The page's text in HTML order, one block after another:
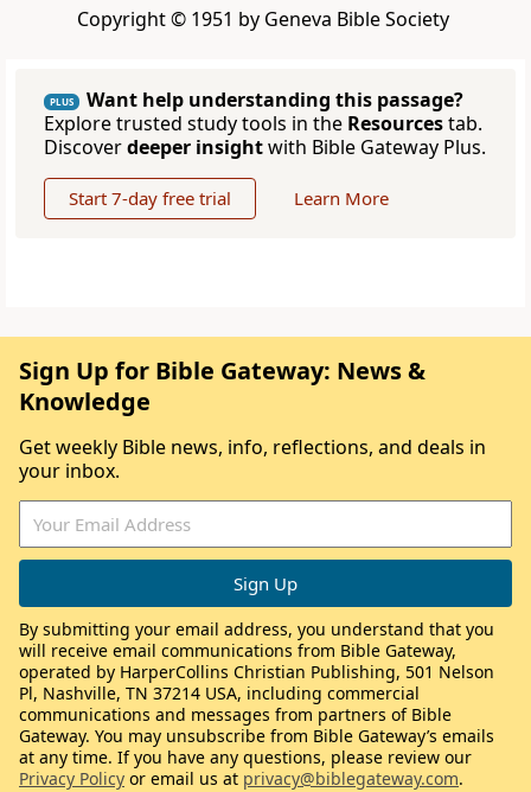
Copyright © 1951 by Geneva Bible Society
PLUS
Want help understanding this passage?
Explore trusted study tools in the Resourcestab.
Discoverdeeper insightwith Bible Gateway Plus.
Start 7-day free trial Learn More
Sign Up for Bible Gateway: News &
Knowledge
Get weekly Bible news, info, reflections, and deals in
your inbox.
By submitting your email address, you understand that you
will receive email communications from Bible Gateway,
operated by HarperCollins Christian Publishing, 501 Nelson
Pl, Nashville, TN 37214 USA, including commercial
communications and messages from partners of Bible
Gateway. You may unsubscribe from Bible Gateway’s emails
at any time. If you have any questions, please review our
Privacy Policy or email us at privacy@biblegateway.com.